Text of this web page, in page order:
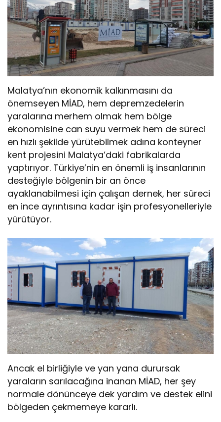
Malatya’nın ekonomik kalkınmasını da
önemseyen MİAD, hem depremzedelerin
yaralarına merhem olmak hem bölge
ekonomisine can suyu vermek hem de süreci
en hızlı şekilde yürütebilmek adına konteyner
kent projesini Malatya’daki fabrikalarda
yaptırıyor. Türkiye’nin en önemli iş insanlarının
desteğiyle bölgenin bir an önce
ayaklanabilmesi için çalışan dernek, her süreci
en ince ayrıntısına kadar işin profesyonelleriyle
yürütüyor.
Ancak el birliğiyle ve yan yana durursak
yaraların sarılacağına inanan MİAD, her şey
normale dönünceye dek yardım ve destek elini
bölgeden çekmemeye kararlı.